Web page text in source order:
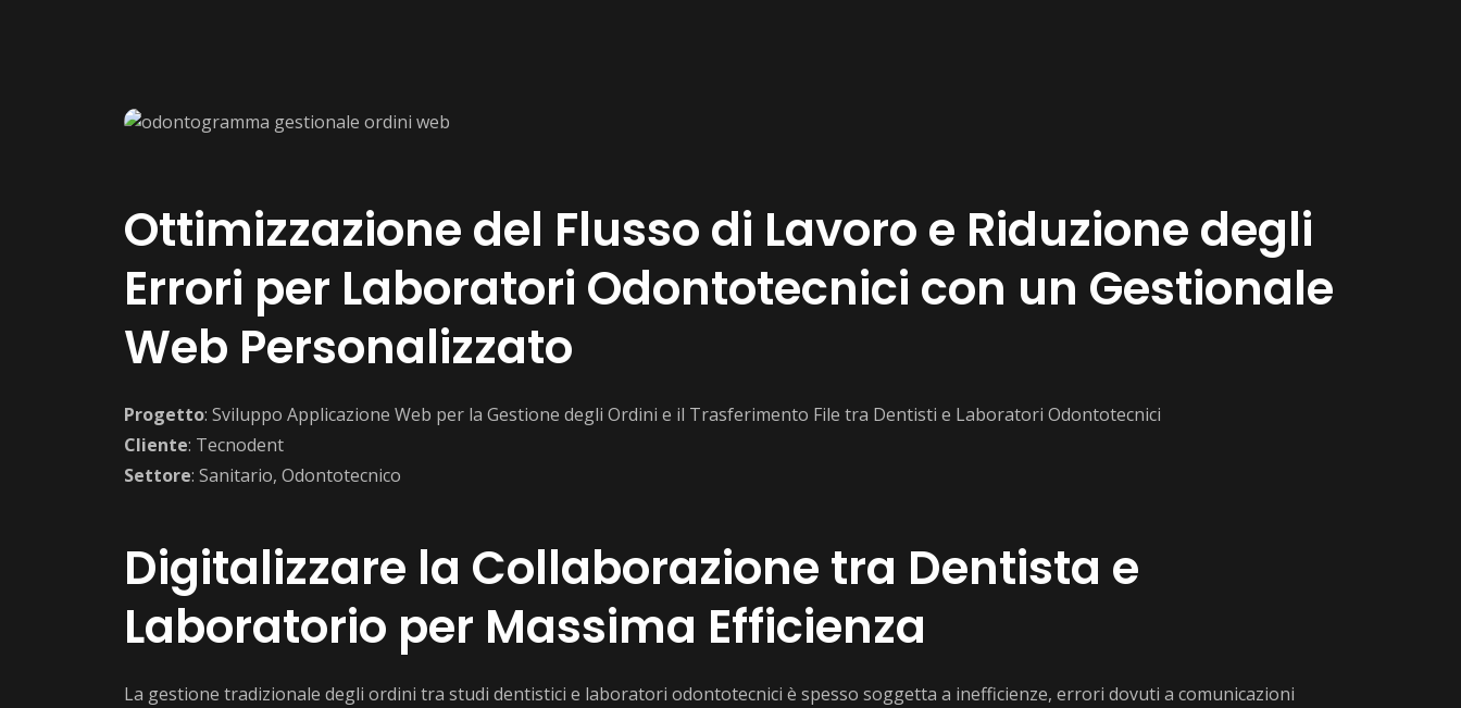
Ottimizzazione del Flusso di Lavoro e Riduzione degli
Errori per Laboratori Odontotecnici con un Gestionale
Web Personalizzato
Progetto: Sviluppo Applicazione Web per la Gestione degli Ordini e il Trasferimento File tra Dentisti e Laboratori Odontotecnici
Cliente: Tecnodent
Settore: Sanitario, Odontotecnico
Digitalizzare la Collaborazione tra Dentista e
Laboratorio per Massima Efficienza
La gestione tradizionale degli ordini tra studi dentistici e laboratori odontotecnici è spesso soggetta a inefficienze, errori dovuti a comunicazioni